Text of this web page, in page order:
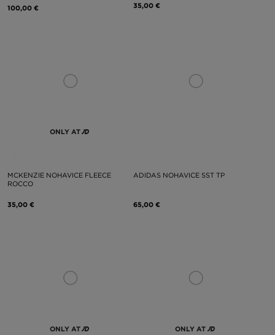
100,00 € 35,00 €
ONLY AT
MCKENZIE NOHAVICE FLEECE
ROCCO
35,00 €
ADIDAS NOHAVICE SST TP
65,00 €
ONLY AT ONLY AT